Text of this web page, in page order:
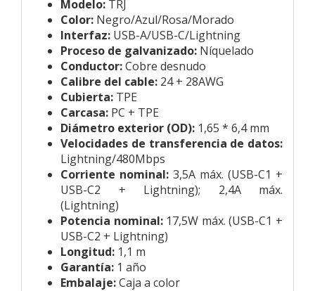
Modelo: TRJ
Color: Negro/Azul/Rosa/Morado
Interfaz: USB-A/USB-C/Lightning
Proceso de galvanizado: Níquelado
Conductor:Cobre desnudo
Calibre del cable: 24 + 28AWG
Cubierta: TPE
Carcasa: PC + TPE
Diámetro exterior (OD): 1,65 * 6,4 mm
Velocidades de transferencia de datos:
Lightning/480Mbps
Corriente nominal: 3,5A máx. (USB-C1 +
USB-C2 + Lightning); 2,4A máx.
(Lightning)
Potencia nominal:17,5W máx. (USB-C1 +
USB-C2 + Lightning)
Longitud: 1,1 m
Garantía: 1 año
Embalaje:Caja a color